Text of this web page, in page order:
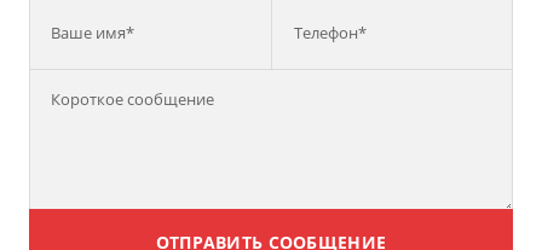
Ваше имя* Телефон*
ОТПРАВИТЬ СООБЩЕНИЕ